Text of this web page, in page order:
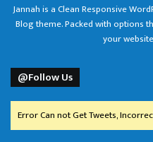
Jannah is a Clean Responsive
Blog theme. Packed with options
your
@Follow Us
Error Can not Get Tweets,